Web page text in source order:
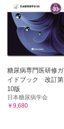
糖尿病専門医研修ガ
イドブック 改訂第
10版
日本糖尿病学会
￥9,680